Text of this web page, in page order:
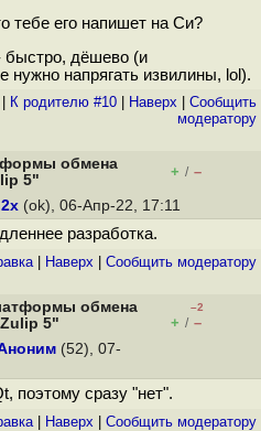
тебе его напишет на Си?
быстро, дёшево (и
нужно напрягать извилины, lol).
К родителю #10 Наверх
Cообщить
модератору
обмена
5"
+ / –
(ok), 06-Апр-22, 17:11
разработка.
| Наверх Cообщить модератору
обмена
5"
–2
+ / –
(52), 07-
поэтому сразу "нет".
| Наверх Cообщить модератору